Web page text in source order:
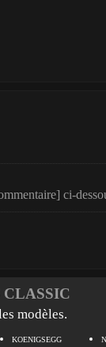
ci-
modèles.
KOENIGSEGG